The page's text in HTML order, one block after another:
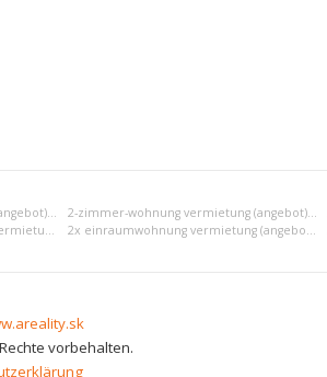
1-zimmer-wohnung vermietung (angebot) Bratislava III 2-zimmer-wohnung vermietung (angebot) Bratislava III
5-zimmer-wohnung und größer vermietung (angebot) Bratislava III 2x einraumwohnung vermietung (angebot) Bratislava III
vorbehalten.